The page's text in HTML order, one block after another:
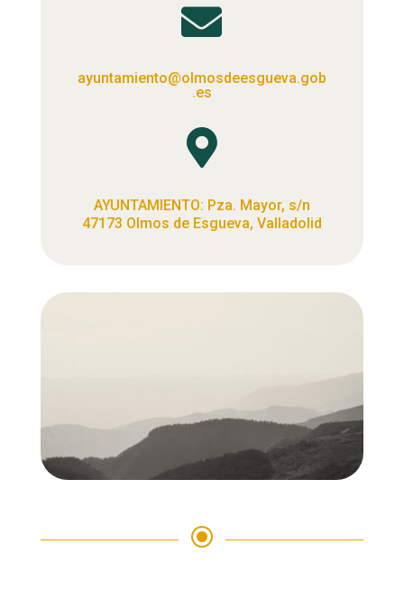

ayuntamiento@olmosdeesgueva.gob
.es

AYUNTAMIENTO: Pza. Mayor, s/n
47173 Olmos de Esgueva, Valladolid
\